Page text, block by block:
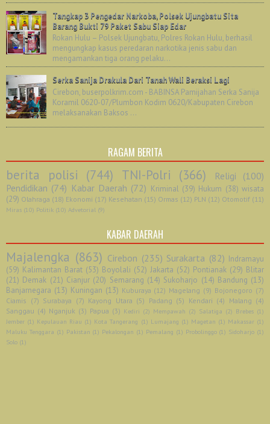
Tangkap 3 Pengedar Narkoba, Polsek Ujungbatu Sita
Barang Bukti 79 Paket Sabu Siap Edar
Rokan Hulu – Polsek Ujungbatu, Polres Rokan Hulu, berhasil
mengungkap kasus peredaran narkotika jenis sabu dan
mengamankan tiga orang pelaku...
Serka Sanija Drakula Dari Tanah Wali Beraksi Lagi
Cirebon, buserpolkrim.com - BABINSA Pamijahan Serka Sanija
Koramil 0620-07/Plumbon Kodim 0620/Kabupaten Cirebon
melaksanakan Baksos ...
RAGAM BERITA
berita polisi (744) TNI-Polri (366) Religi
(100)
Pendidikan (74) Kabar Daerah (72) Kriminal (39) Hukum (38) wisata
(29) Olahraga (18) Ekonomi (17) Kesehatan (15) Ormas (12) PLN (12) Otomotif (11)
Miras (10) Politik (10) Advetorial (9)
KABAR DAERAH
Majalengka (863) Cirebon (235) Surakarta (82) Indramayu
(59) Kalimantan Barat (53) Boyolali (52) Jakarta (52) Pontianak (29) Blitar
(21) Demak (21) Cianjur (20) Semarang (14) Sukoharjo (14) Bandung (13)
Banjarnegara (13) Kuningan (13) Kuburaya (12) Magelang (9) Bojonegoro (7)
Ciamis (7) Surabaya (7) Kayong Utara (5) Padang (5) Kendari (4) Malang (4)
Sanggau (4) Nganjuk (3) Papua (3) Kediri (2) Mempawah (2) Salatiga (2) Brebes (1)
Jember (1) Kepulauan Riau (1) Kota Tangerang (1) Lumajang (1) Magetan (1) Makassar (1)
Maluku Tenggara (1) Pakistan (1) Pekalongan (1) Pemalang (1) Probolinggo (1) Sidoharjo (1)
Solo (1)